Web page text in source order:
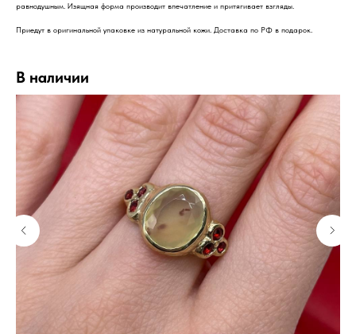
равнодушным. Изящная форма производит впечатление и притягивает взгляды.
Приедут в оригинальной упаковке из натуральной кожи. Доставка по РФ в подарок.
В наличии